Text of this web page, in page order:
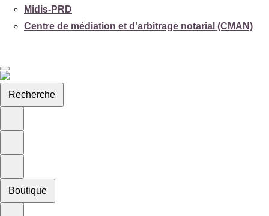
Midis-PRD
Centre de médiation et d'arbitrage notarial (CMAN)
Recherche
Boutique